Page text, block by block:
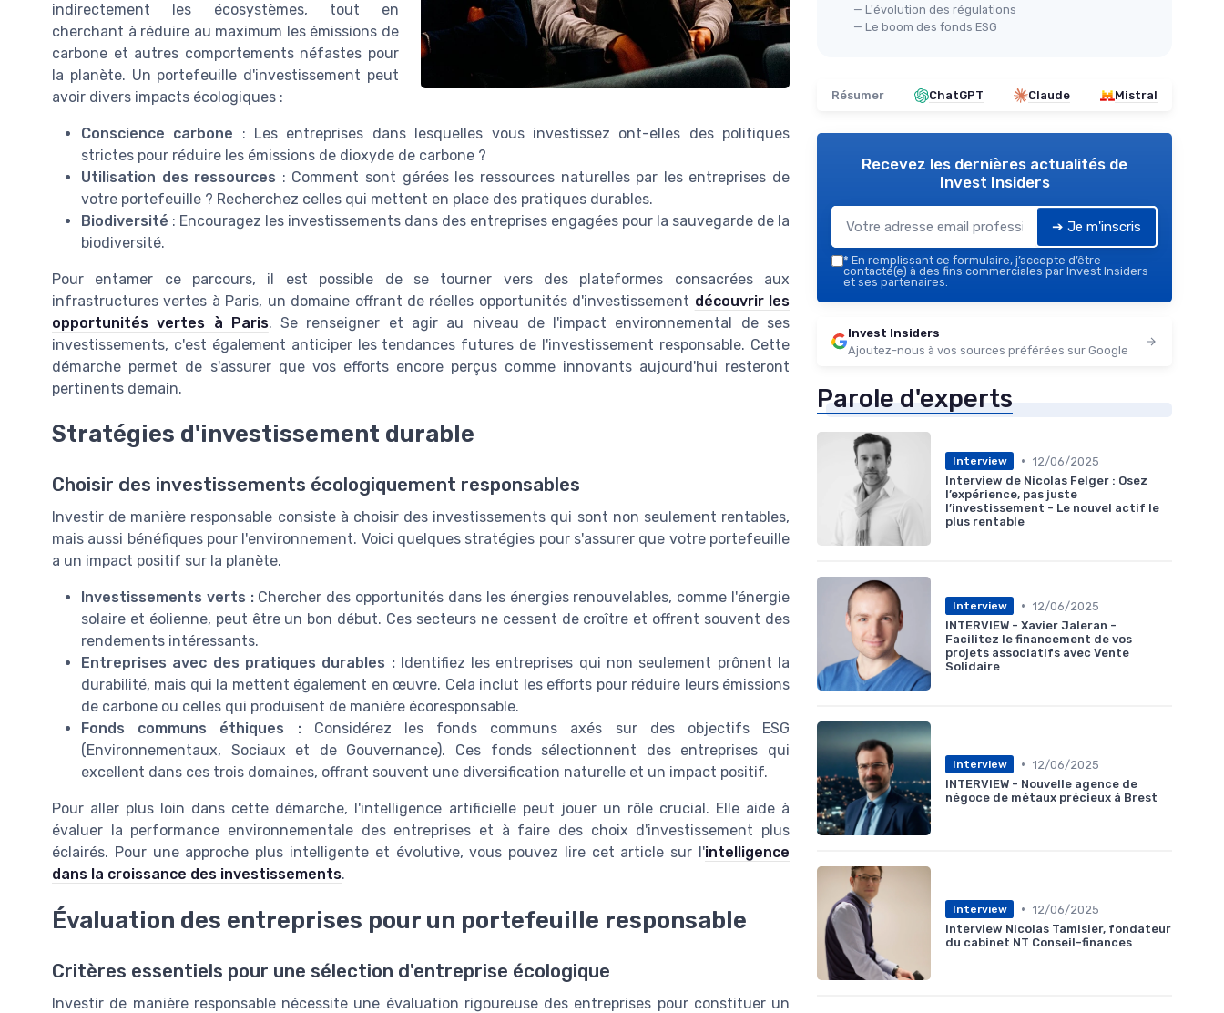
indirectement les écosystèmes, tout en
cherchant à réduire au maximum les émissions de
carbone et autres comportements néfastes pour
la planète. Un portefeuille d'investissement peut
avoir divers impacts écologiques :
Conscience carbone : Les entreprises dans lesquelles vous investissez ont-elles des politiques
strictes pour réduire les émissions de dioxyde de carbone ?
Utilisation des ressources : Comment sont gérées les ressources naturelles par les entreprises de
votre portefeuille ? Recherchez celles qui mettent en place des pratiques durables.
Biodiversité : Encouragez les investissements dans des entreprises engagées pour la sauvegarde de la
biodiversité.
Pour entamer ce parcours, il est possible de se tourner vers des plateformes consacrées aux
infrastructures vertes à Paris, un domaine offrant de réelles opportunités d'investissement découvrir les
opportunités vertes à Paris. Se renseigner et agir au niveau de l'impact environnemental de ses
investissements, c'est également anticiper les tendances futures de l'investissement responsable. Cette
démarche permet de s'assurer que vos efforts encore perçus comme innovants aujourd'hui resteront
pertinents demain.
Stratégies d'investissement durable
Choisir des investissements écologiquement responsables
Investir de manière responsable consiste à choisir des investissements qui sont non seulement rentables,
mais aussi bénéfiques pour l'environnement. Voici quelques stratégies pour s'assurer que votre portefeuille
a un impact positif sur la planète.
Investissements verts : Chercher des opportunités dans les énergies renouvelables, comme l'énergie
solaire et éolienne, peut être un bon début. Ces secteurs ne cessent de croître et offrent souvent des
rendements intéressants.
Entreprises avec des pratiques durables : Identifiez les entreprises qui non seulement prônent la
durabilité, mais qui la mettent également en œuvre. Cela inclut les efforts pour réduire leurs émissions
de carbone ou celles qui produisent de manière écoresponsable.
Fonds communs éthiques : Considérez les fonds communs axés sur des objectifs ESG
(Environnementaux, Sociaux et de Gouvernance). Ces fonds sélectionnent des entreprises qui
excellent dans ces trois domaines, offrant souvent une diversification naturelle et un impact positif.
Pour aller plus loin dans cette démarche, l'intelligence artificielle peut jouer un rôle crucial. Elle aide à
évaluer la performance environnementale des entreprises et à faire des choix d'investissement plus
éclairés. Pour une approche plus intelligente et évolutive, vous pouvez lire cet article sur l'intelligence
dans la croissance des investissements.
Évaluation des entreprises pour un portefeuille responsable
Critères essentiels pour une sélection d'entreprise écologique
Investir de manière responsable nécessite une évaluation rigoureuse des entreprises pour constituer un
— L'évolution des régulations
— Le boom des fonds ESG
Résumer ChatGPT Claude Mistral
Recevez les dernières actualités de
Invest Insiders
➔ Je m'inscris
* En remplissant ce formulaire, j’accepte d’être
contacté(e) à des fins commerciales par Invest Insiders
et ses partenaires.
Invest Insiders
Ajoutez-nous à vos sources préférées sur Google
Parole d'experts
Interview • 12/06/2025
Interview de Nicolas Felger : Osez
l’expérience, pas juste
l’investissement - Le nouvel actif le
plus rentable
Interview • 12/06/2025
INTERVIEW - Xavier Jaleran -
Facilitez le financement de vos
projets associatifs avec Vente
Solidaire
Interview • 12/06/2025
INTERVIEW - Nouvelle agence de
négoce de métaux précieux à Brest
Interview • 12/06/2025
Interview Nicolas Tamisier, fondateur
du cabinet NT Conseil-finances